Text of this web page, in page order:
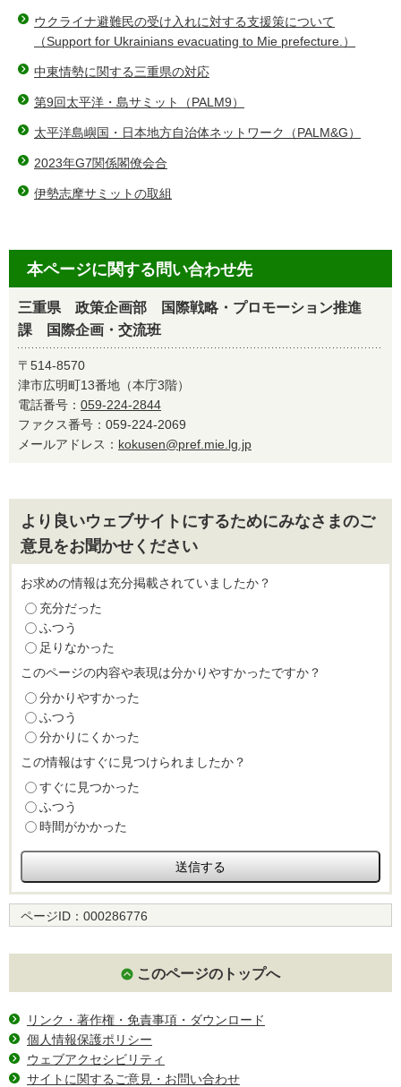
ウクライナ避難民の受け入れに対する支援策について
（Support for Ukrainians evacuating to Mie prefecture.）
中東情勢に関する三重県の対応
第9回太平洋・島サミット（PALM9）
太平洋島嶼国・日本地方自治体ネットワーク（PALM&G）
2023年G7関係閣僚会合
伊勢志摩サミットの取組
本ページに関する問い合わせ先
三重県 政策企画部 国際戦略・プロモーション推進
課 国際企画・交流班
〒514-8570
津市広明町13番地（本庁3階）
電話番号： 059-224-2844
ファクス番号：059-224-2069
メールアドレス： kokusen@pref.mie.lg.jp
より良いウェブサイトにするためにみなさまのご
意見をお聞かせください
お求めの情報は充分掲載されていましたか？
充分だった
ふつう
足りなかった
このページの内容や表現は分かりやすかったですか？
分かりやすかった
ふつう
分かりにくかった
この情報はすぐに見つけられましたか？
すぐに見つかった
ふつう
時間がかかった
ページID： 000286776
このページのトップへ
リンク・著作権・免責事項・ダウンロード
個人情報保護ポリシー
ウェブアクセシビリティ
サイトに関するご意見・お問い合わせ